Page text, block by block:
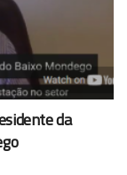
da